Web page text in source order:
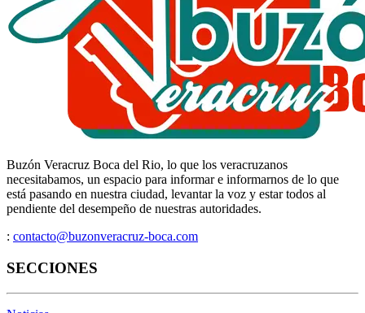
Buzón Veracruz Boca del Rio, lo que los veracruzanos
necesitabamos, un espacio para informar e informarnos de lo que
está pasando en nuestra ciudad, levantar la voz y estar todos al
pendiente del desempeño de nuestras autoridades.
: contacto@buzonveracruz-boca.com
SECCIONES